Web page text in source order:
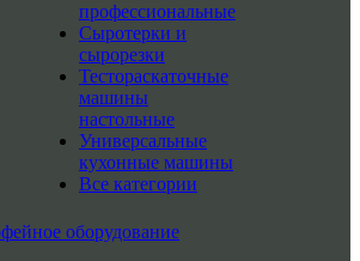
профессиональные
Сыротерки и
сырорезки
Тестораскаточные
машины
настольные
Универсальные
кухонные машины
Все категории
оборудование